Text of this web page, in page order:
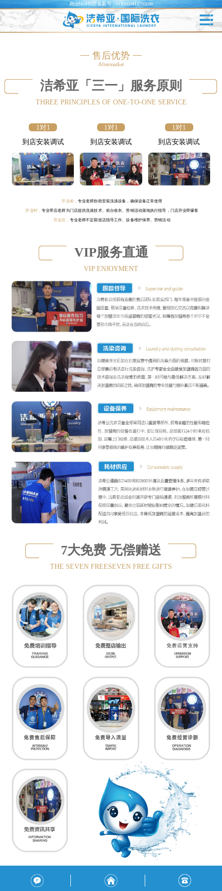
商业特许经营备案号：0110600411700106
售后优势
Aftermarket
洁希亚「三一」服务原则
THREE PRINCIPLES OF ONE-TO-ONE SERVICE
1对1
到店安装调试
1对1
到店安装调试
1对1
到店安装调试
开业前，专业老师协助安装洗涤设备，确保设备正常使用
开业时，专业带店老师为门店提供洗涤技术、前台收衣、营销活动落地执行指导，门店开业即爆客
开业后， 专业老师不定期巡店指导工作、设备维护保养、营销活动
VIP服务直通
VIP ENJOYMENT
7大免费 无偿赠送
THE SEVEN FREESEVEN FREE GIFTS